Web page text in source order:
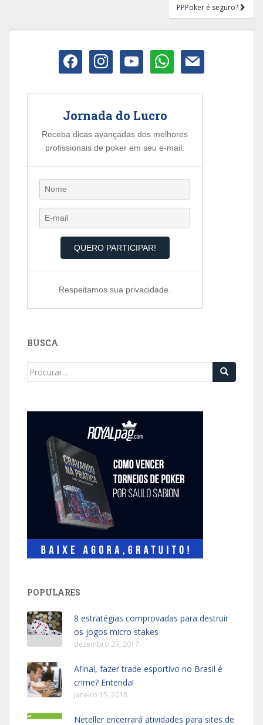
PPPoker é seguro?
facebookinstagramyoutube whatsappmail
Jornada do Lucro
Receba dicas avançadas dos melhores
profissionais de poker em seu e-mail:
Respeitamos sua privacidade.
BUSCA
Search
POPULARES
8 estratégias comprovadas para destruir
os jogos micro stakes
dezembro 29, 2017
Afinal, fazer trade esportivo no Brasil é
crime? Entenda!
janeiro 15, 2018
Neteller encerrará atividades para sites de